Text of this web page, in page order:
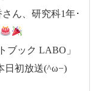
ん、研究科1年･
ブック LABO」
日初放送(^ω−)